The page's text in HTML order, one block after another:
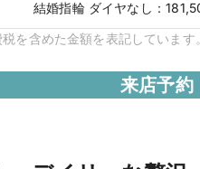
結婚指輪 ダイヤなし ：
を含めた金額を表記しています。
来店予約